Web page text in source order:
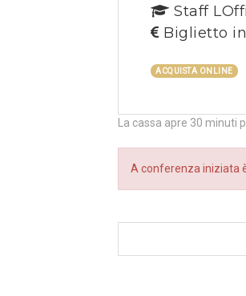
Staff
Biglietto
ACQUISTA ONLINE
La cassa apre 30 minuti
A conferenza iniziata